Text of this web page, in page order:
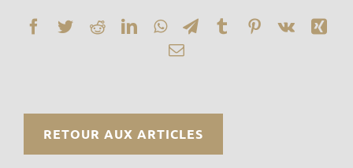
Facebook
TwitterRedditLinkedInWhatsAppTelegram
TumblrPinterest
Vk
Email
RETOUR AUX ARTICLES